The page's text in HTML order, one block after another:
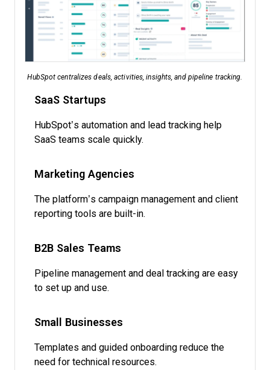
HubSpot centralizes deals, activities, insights, and pipeline tracking.
SaaS Startups
HubSpot’s automation and lead tracking help
SaaS teams scale quickly.
Marketing Agencies
The platform’s campaign management and client
reporting tools are built-in.
B2B Sales Teams
Pipeline management and deal tracking are easy
to set up and use.
Small Businesses
Templates and guided onboarding reduce the
need for technical resources.